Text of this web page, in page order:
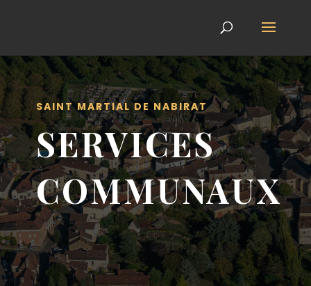
SAINT MARTIAL DE NABIRAT
SERVICES
COMMUNAUX